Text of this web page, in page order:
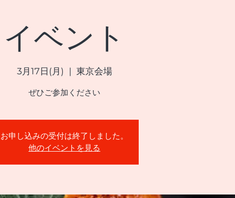
イベント
3月17日(月)
  |
東京会場
ぜひご参加ください
お申し込みの受付は終了しました。
他のイベントを見る